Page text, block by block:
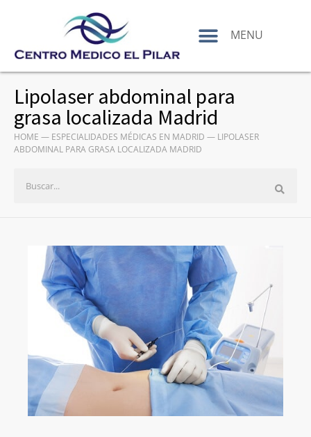
MENU
Lipolaser abdominal para
grasa localizada Madrid
HOME — ESPECIALIDADES MÉDICAS EN MADRID — LIPOLASER
ABDOMINAL PARA GRASA LOCALIZADA MADRID